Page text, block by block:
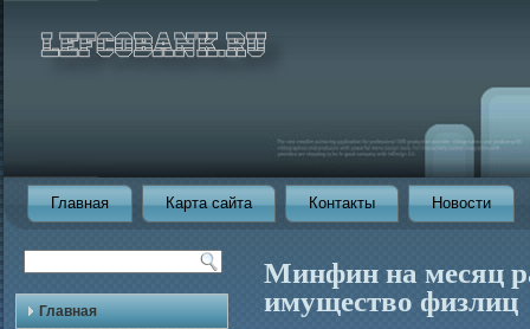
Главная Карта сайта Контакты Новости
Главная
Минфин на месяц
имущество физлиц